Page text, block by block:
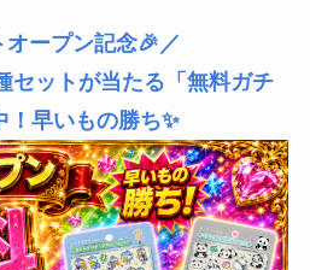
オープン記念🎉／
セットが当たる「無料ガチ
！早いもの勝ち✨